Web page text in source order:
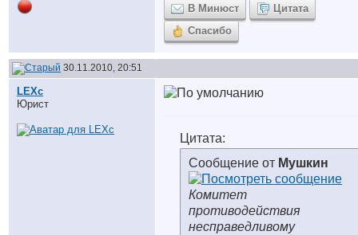
В Минюст
Цитата
Спасибо
30.11.2010, 20:51
LEXc
Юрист
Цитата:
Сообщение от Мушкин
Комитет
противодействия
несправедливому